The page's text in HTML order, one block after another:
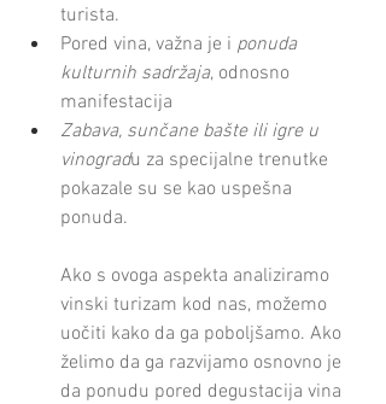
turista.
Pored vina, važna je i ponuda
kulturnih sadržaja, odnosno
manifestacija
Zabava, sunčane bašte ili igre u
vinogradu za specijalne trenutke
pokazale su se kao uspešna
ponuda.
Ako s ovoga aspekta analiziramo
vinski turizam kod nas, možemo
uočiti kako da ga poboljšamo. Ako
želimo da ga razvijamo osnovno je
da ponudu pored degustacija vina